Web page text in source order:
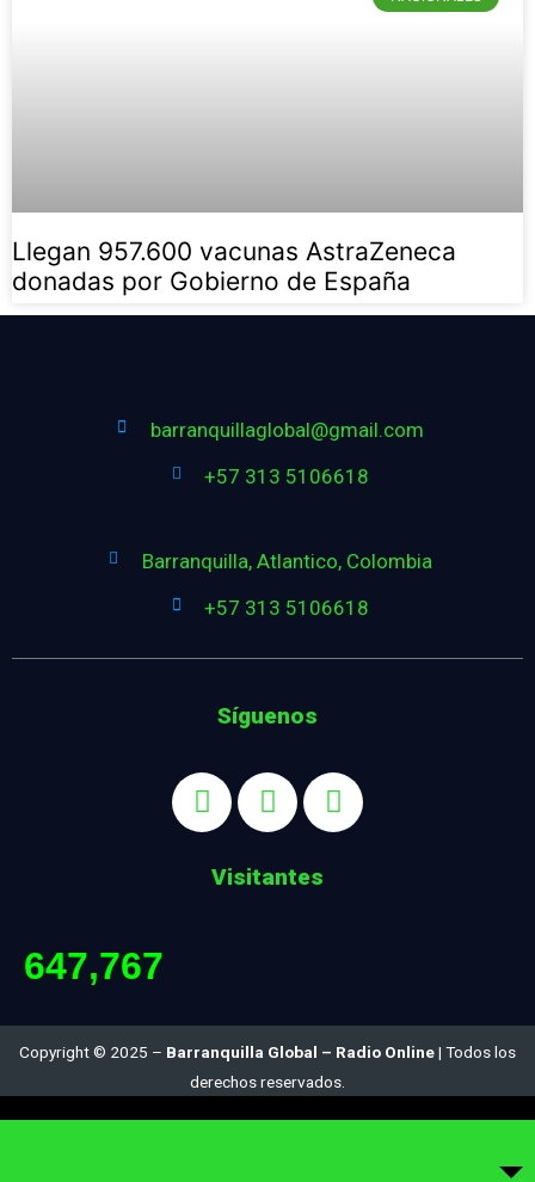
Llegan 957.600 vacunas AstraZeneca
donadas por Gobierno de España
barranquillaglobal@gmail.com
+57 313 5106618
Barranquilla, Atlantico, Colombia
+57 313 5106618
Síguenos
Visitantes
647,767
Copyright © 2025 – Barranquilla Global – Radio Online| Todos los
derechos reservados.